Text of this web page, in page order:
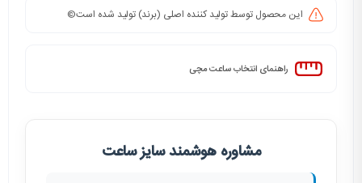
این محصول توسط تولید کننده اصلی (برند) تولید شده است©️
راهنمای انتخاب ساعت مچی
مشاوره هوشمند سایز ساعت